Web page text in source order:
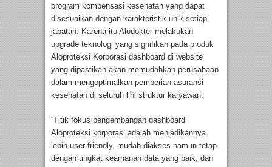
program kompensasi kesehatan yang dapat
disesuaikan dengan karakteristik unik setiap
jabatan. Karena itu Alodokter melakukan
upgrade teknologi yang signifikan pada produk
Aloproteksi Korporasi dashboard di website
yang dipastikan akan memudahkan perusahaan
dalam mengoptimalkan pemberian asuransi
kesehatan di seluruh lini struktur karyawan.
“Titik fokus pengembangan dashboard
Aloproteksi korporasi adalah menjadikannya
lebih user friendly, mudah diakses namun tetap
dengan tingkat keamanan data yang baik, dan